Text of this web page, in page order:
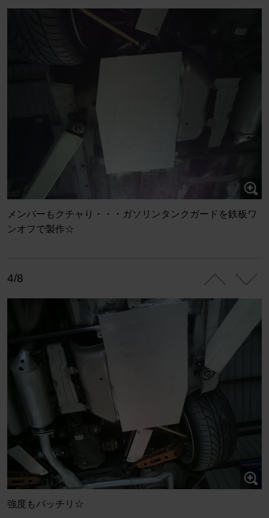
メンバーもクチャり・・・ガソリンタンクガードを鉄板ワ
ンオフで製作☆
4/8
強度もバッチリ☆